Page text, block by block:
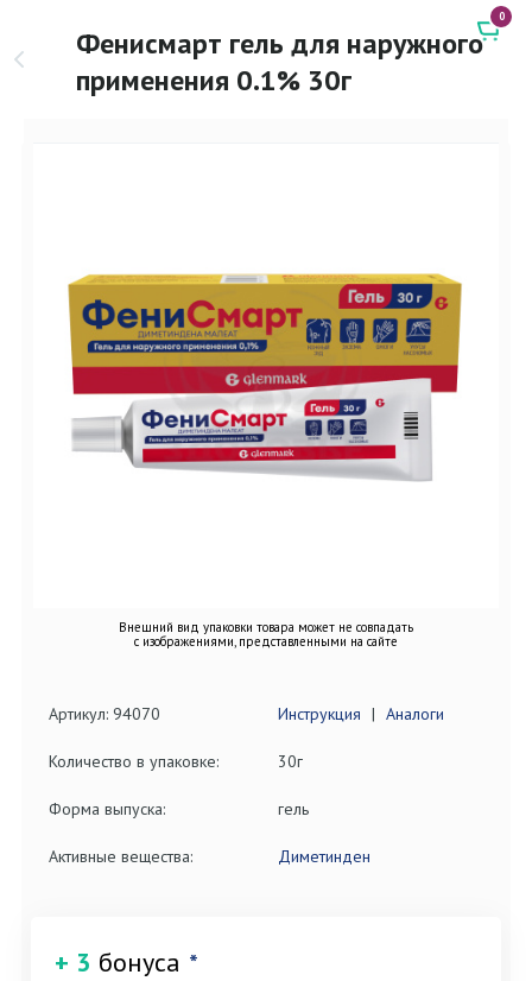
Фенисмарт гель для наружного
применения 0.1% 30г
0
Внешний вид упаковки товара может не совпадать
с изображениями, представленными на сайте
Артикул: 94070 Инструкция | Аналоги
Количество в упаковке: 30г
Форма выпуска: гель
Активные вещества: Диметинден
+ 3 бонуса *